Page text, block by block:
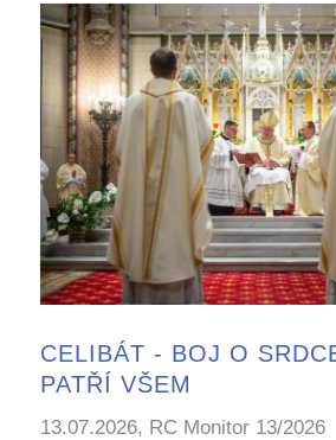
CELIBÁT - BOJ O
PATŘÍ VŠEM
13.07.2026, RC Monitor 13/2026